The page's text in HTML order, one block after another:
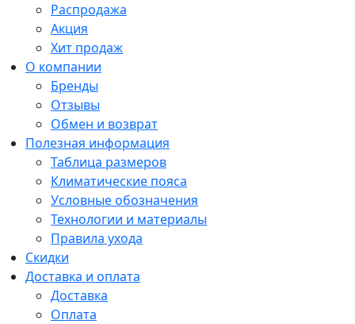
Распродажа
Акция
Хит продаж
О компании
Бренды
Отзывы
Обмен и возврат
Полезная информация
Таблица размеров
Климатические пояса
Условные обозначения
Технологии и материалы
Правила ухода
Скидки
Доставка и оплата
Доставка
Оплата